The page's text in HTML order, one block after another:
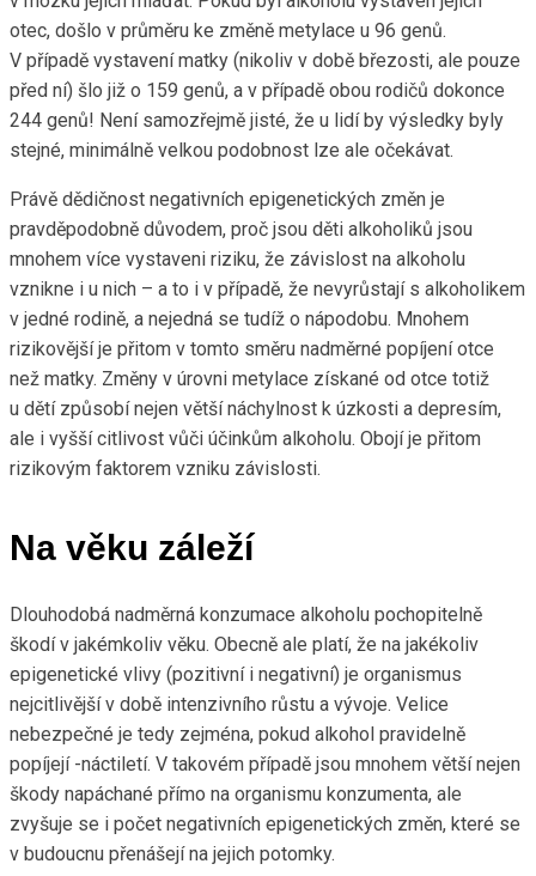
otec, došlo v průměru ke změně metylace u 96 genů.
V případě vystavení matky (nikoliv v době březosti, ale pouze
před ní) šlo již o 159 genů, a v případě obou rodičů dokonce
244 genů! Není samozřejmě jisté, že u lidí by výsledky byly
stejné, minimálně velkou podobnost lze ale očekávat.
Právě dědičnost negativních epigenetických změn je
pravděpodobně důvodem, proč jsou děti alkoholiků jsou
mnohem více vystaveni riziku, že závislost na alkoholu
vznikne i u nich – a to i v případě, že nevyrůstají s alkoholikem
v jedné rodině, a nejedná se tudíž o nápodobu. Mnohem
rizikovější je přitom v tomto směru nadměrné popíjení otce
než matky. Změny v úrovni metylace získané od otce totiž
u dětí způsobí nejen větší náchylnost k úzkosti a depresím,
ale i vyšší citlivost vůči účinkům alkoholu. Obojí je přitom
rizikovým faktorem vzniku závislosti.
Na věku záleží
Dlouhodobá nadměrná konzumace alkoholu pochopitelně
škodí v jakémkoliv věku. Obecně ale platí, že na jakékoliv
epigenetické vlivy (pozitivní i negativní) je organismus
nejcitlivější v době intenzivního růstu a vývoje. Velice
nebezpečné je tedy zejména, pokud alkohol pravidelně
popíjejí -náctiletí. V takovém případě jsou mnohem větší nejen
škody napáchané přímo na organismu konzumenta, ale
zvyšuje se i počet negativních epigenetických změn, které se
v budoucnu přenášejí na jejich potomky.